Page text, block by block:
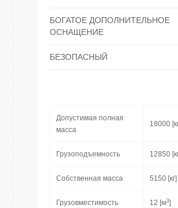
БОГАТОЕ ДОПОЛНИТЕЛЬНОЕ
ОСНАЩЕНИЕ
БЕЗОПАСНЫЙ
Допустимая полная
масса
18000
Грузоподъемность 12850
Собственная масса 5150 [кг]
Грузовместимость 12 [м3]